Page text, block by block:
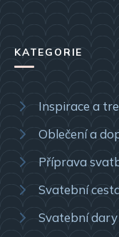
KATEGORIE
Inspirace a
Oblečení a
Příprava
Svatební
Svatební dary